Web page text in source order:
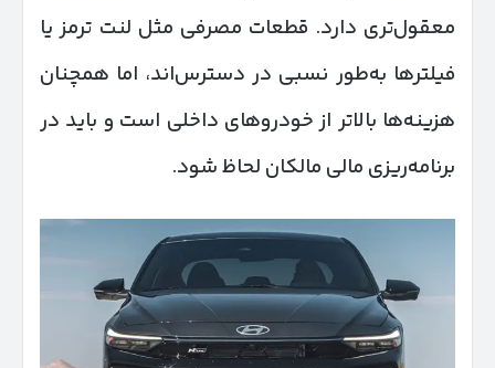
معقول‌تری دارد. قطعات مصرفی مثل لنت ترمز یا
فیلترها به‌طور نسبی در دسترس‌اند، اما همچنان
هزینه‌ها بالاتر از خودروهای داخلی است و باید در
برنامه‌ریزی مالی مالکان لحاظ شود.